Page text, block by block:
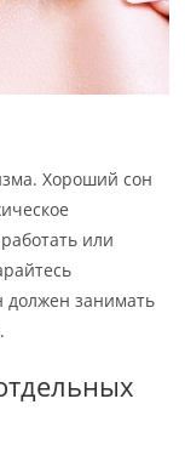
Хороший сон
или
должен занимать